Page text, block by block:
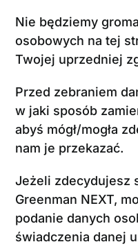
Nie będziemy
osobowych na tej
Twojej uprzedniej
Przed zebraniem
w jaki sposób
abyś mógł/mogła
nam je przekazać.
Jeżeli zdecydujesz
Greenman NEXT,
podanie danych
świadczenia danej